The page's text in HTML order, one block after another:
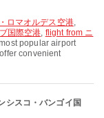
ロマオルデス空港,
国際空港, flight from ニ
popular airport
convenient
スコ・バンゴイ国